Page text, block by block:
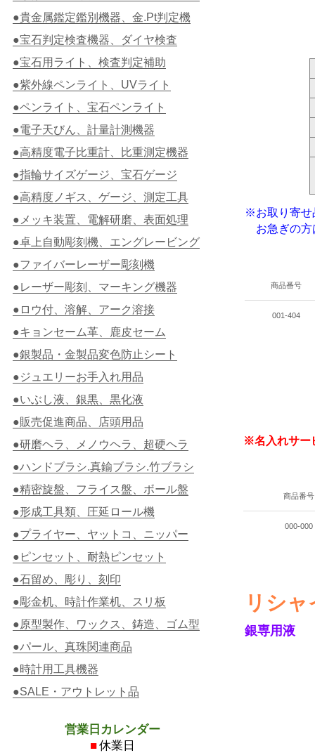
※お取り寄せ
お急ぎの方
商品番号
001-404
※名入れサー
商品番号
000-000
リシ
銀専用液
●貴金属鑑定鑑別機器、金.Pt判定機
●宝石判定検査機器、ダイヤ検査
●宝石用ライト、検査判定補助
●紫外線ペンライト、UVライト
●ペンライト、宝石ペンライト
●電子天びん、計量計測機器
●高精度電子比重計、比重測定機器
●指輪サイズゲージ、宝石ゲージ
●高精度ノギス、ゲージ、測定工具
●メッキ装置、電解研磨、表面処理
●卓上自動彫刻機、エングレービング
●ファイバーレーザー彫刻機
●レーザー彫刻、マーキング機器
●ロウ付、溶解、アーク溶接
●キョンセーム革、鹿皮セーム
●銀製品・金製品変色防止シート
●ジュエリーお手入れ用品
●いぶし液、銀黒、黒化液
●販売促進商品、店頭用品
●研磨ヘラ、メノウヘラ、超硬ヘラ
●ハンドブラシ.真鍮ブラシ.竹ブラシ
●精密旋盤、フライス盤、ボール盤
●形成工具類、圧延ロール機
●プライヤー、ヤットコ、ニッパー
●ピンセット、耐熱ピンセット
●石留め、彫り、刻印
●彫金机、時計作業机、スリ板
●原型製作、ワックス、鋳造、ゴム型
●パール、真珠関連商品
●時計用工具機器
●SALE・アウトレット品
営業日カレンダー
■休業日